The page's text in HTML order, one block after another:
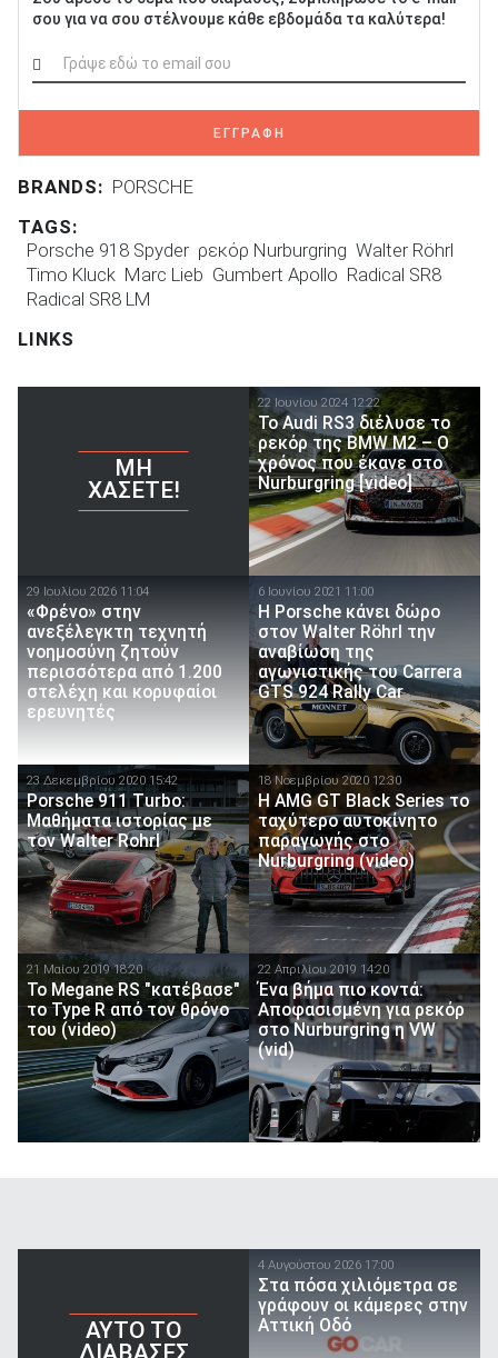
σου για να σου στέλνουμε κάθε εβδομάδα τα καλύτερα!
ΕΓΓΡΑΦΗ
BRANDS: PORSCHE
TAGS:
Porsche 918 Spyder ρεκόρ Nurburgring Walter Röhrl
Timo Kluck Marc Lieb Gumbert Apollo Radical SR8
Radical SR8 LM
LINKS
ΜΗ
ΧΆΣΕΤΕ!
22 Ιουνίου 2024 12:22
Το Audi RS3 διέλυσε το
ρεκόρ της BMW M2 – Ο
χρόνος που έκανε στο
Nurburgring [video]
29 Ιουλίου 2026 11:04
«Φρένο» στην
ανεξέλεγκτη τεχνητή
νοημοσύνη ζητούν
περισσότερα από 1.200
στελέχη και κορυφαίοι
ερευνητές
6 Ιουνίου 2021 11:00
Η Porsche κάνει δώρο
στον Walter Röhrl την
αναβίωση της
αγωνιστικής του Carrera
GTS 924 Rally Car
23 Δεκεμβρίου 2020 15:42
Porsche 911 Turbo:
Μαθήματα ιστορίας με
τον Walter Rohrl
18 Νοεμβρίου 2020 12:30
H AMG GT Black Series το
ταχύτερο αυτοκίνητο
παραγωγής στο
Nurburgring (video)
21 Μαίου 2019 18:20
Το Megane RS "κατέβασε"
το Type R από τον θρόνο
του (video)
22 Απριλίου 2019 14:20
Ένα βήμα πιο κοντά:
Αποφασισμένη για ρεκόρ
στο Nurburgring η VW
(vid)
AYTO TO
ΔΙΑΒΑΣΕΣ
4 Αυγούστου 2026 17:00
Στα πόσα χιλιόμετρα σε
γράφουν οι κάμερες στην
Αττική Οδό